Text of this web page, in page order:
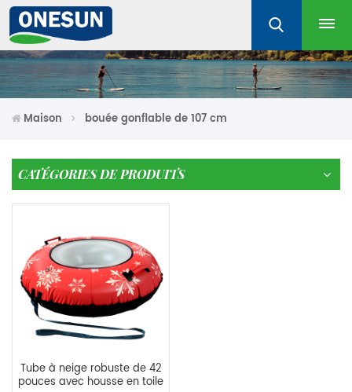
Maison bouée gonflable de 107 cm
CATÉGORIES DE PRODUITS
Tube à neige robuste de 42
pouces avec housse en toile